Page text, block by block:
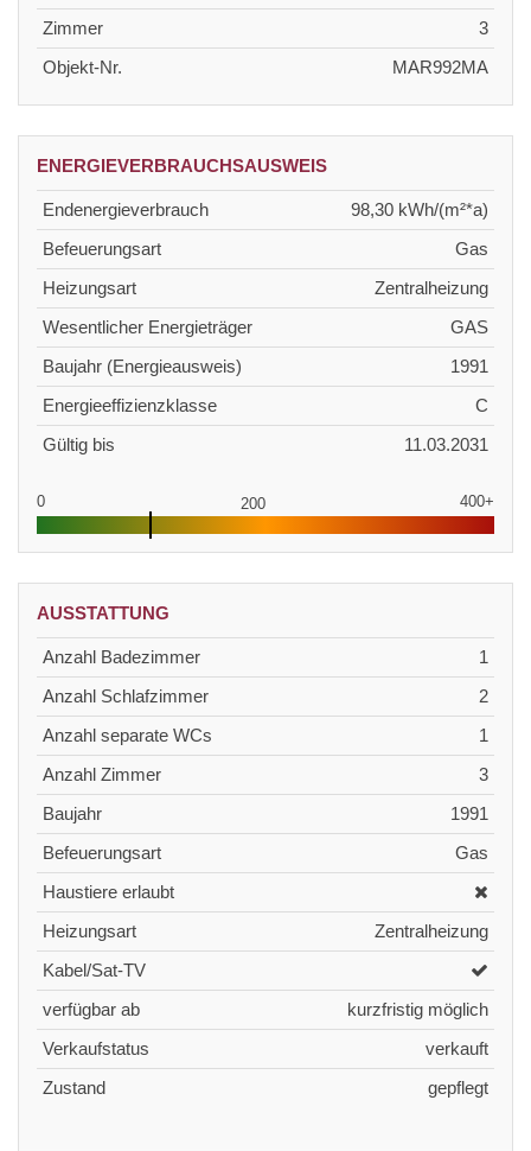
Zimmer
3
Objekt-Nr.
MAR992MA
ENERGIEVERBRAUCHSAUSWEIS
Endenergieverbrauch
98,30 kWh/(m²*a)
Befeuerungsart
Gas
Heizungsart
Zentralheizung
Wesentlicher Energieträger
GAS
Baujahr (Energieausweis)
1991
Energieeffizienzklasse
C
Gültig bis
11.03.2031
0 200 400+
AUSSTATTUNG
Anzahl Badezimmer
1
Anzahl Schlafzimmer
2
Anzahl separate WCs
1
Anzahl Zimmer
3
Baujahr
1991
Befeuerungsart
Gas
Haustiere erlaubt
Heizungsart
Zentralheizung
Kabel/Sat-TV
verfügbar ab
kurzfristig möglich
Verkaufstatus
verkauft
Zustand
gepflegt